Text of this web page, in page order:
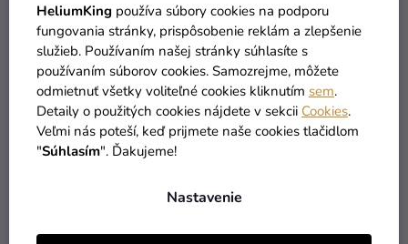
HeliumKing používa súbory cookies na podporu
fungovania stránky, prispôsobenie reklám a zlepšenie
služieb. Používaním našej stránky súhlasíte s
používaním súborov cookies. Samozrejme, môžete
odmietnuť všetky voliteľné cookies kliknutím sem.
Detaily o použitých cookies nájdete v sekcii Cookies.
Veľmi nás poteší, keď prijmete naše cookies tlačidlom
"Súhlasím". Ďakujeme!
Nastavenie
Malý zväzok umelej rastliny - Papraď
Papraďje dokonalým doplnkom pre tých, ktorí chcú dodať
interiéru kúsok prírody bez náročnej starostlivosti.
Realisticky vyzerajúcarastlinasa hodí do akéhokoľvek
interiéru. Vďaka jej kompaktnému rozmeru a detailnému
spracovaniu je ideálnou dekoráciou alebo ako súčasť väčších